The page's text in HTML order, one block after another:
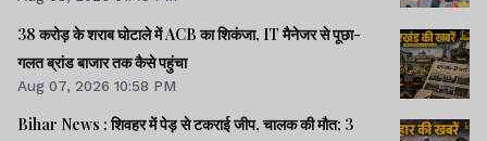
38 करोड़ के शराब घोटाले में ACB का शिकंजा, IT मैनेजर से पूछा-
गलत ब्रांड बाजार तक कैसे पहुंचा
Aug 07, 2026 10:58 PM
Bihar News : शिवहर में पेड़ से टकराई जीप, चालक की मौत; 3